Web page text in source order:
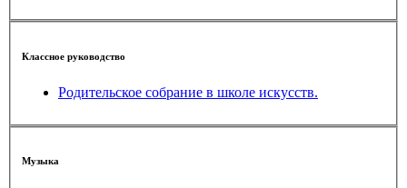
Классное руководство
Родительское собрание в школе искусств.
Музыка